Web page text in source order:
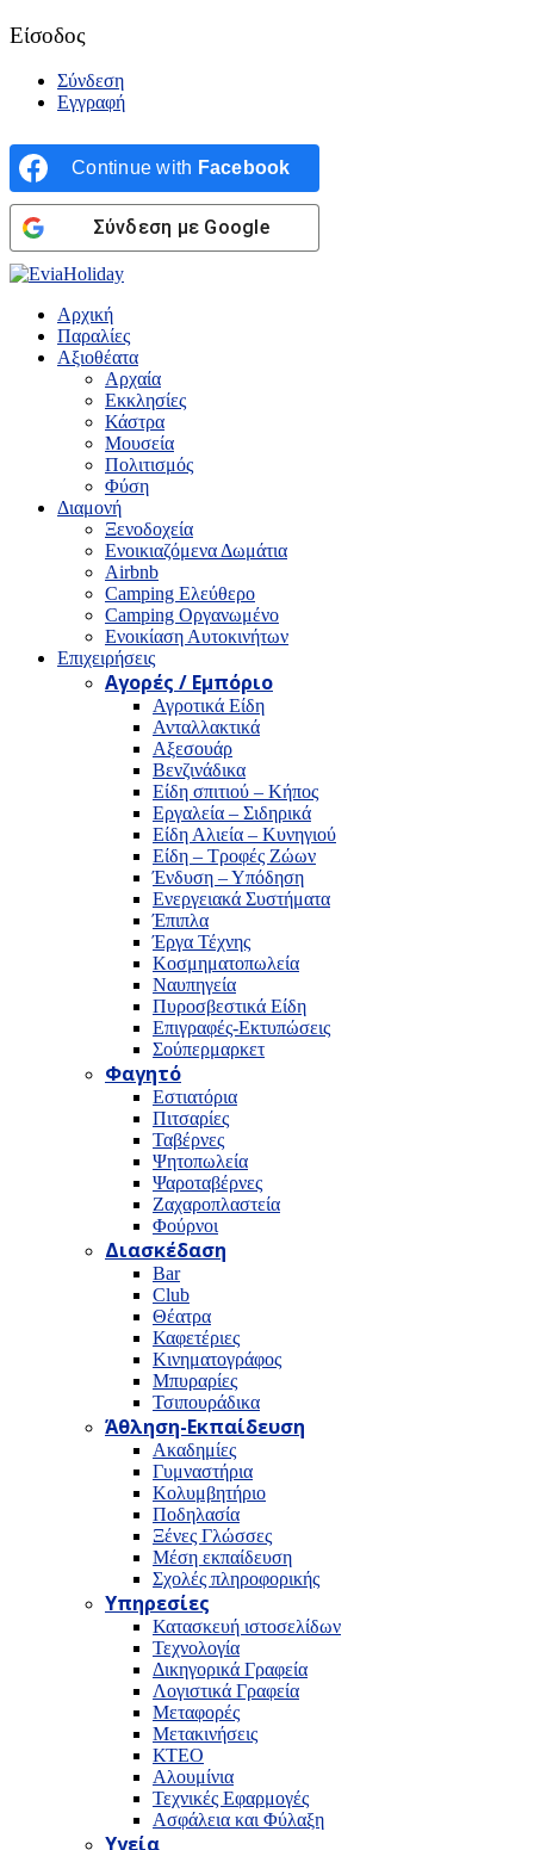
Είσοδος
Σύνδεση
Εγγραφή
Continue with Facebook
Σύνδεση με Google
Αρχική
Παραλίες
Αξιοθέατα
Αρχαία
Εκκλησίες
Κάστρα
Μουσεία
Πολιτισμός
Φύση
Διαμονή
Ξενοδοχεία
Ενοικιαζόμενα Δωμάτια
Airbnb
Camping Ελεύθερο
Camping Οργανωμένο
Ενοικίαση Αυτοκινήτων
Επιχειρήσεις
Αγορές / Εμπόριο
Αγροτικά Είδη
Ανταλλακτικά
Αξεσουάρ
Βενζινάδικα
Είδη σπιτιού – Κήπος
Εργαλεία – Σιδηρικά
Είδη Αλιεία – Κυνηγιού
Είδη – Τροφές Ζώων
Ένδυση – Υπόδηση
Ενεργειακά Συστήματα
Έπιπλα
Έργα Τέχνης
Κοσμηματοπωλεία
Ναυπηγεία
Πυροσβεστικά Είδη
Επιγραφές-Εκτυπώσεις
Σούπερμαρκετ
Φαγητό
Εστιατόρια
Πιτσαρίες
Ταβέρνες
Ψητοπωλεία
Ψαροταβέρνες
Ζαχαροπλαστεία
Φούρνοι
Διασκέδαση
Bar
Club
Θέατρα
Καφετέριες
Κινηματογράφος
Μπυραρίες
Τσιπουράδικα
Άθληση-Εκπαίδευση
Ακαδημίες
Γυμναστήρια
Κολυμβητήριο
Ποδηλασία
Ξένες Γλώσσες
Μέση εκπαίδευση
Σχολές πληροφορικής
Υπηρεσίες
Κατασκευή ιστοσελίδων
Τεχνολογία
Δικηγορικά Γραφεία
Λογιστικά Γραφεία
Μεταφορές
Μετακινήσεις
ΚΤΕΟ
Αλουμίνια
Τεχνικές Εφαρμογές
Ασφάλεια και Φύλαξη
Υγεία